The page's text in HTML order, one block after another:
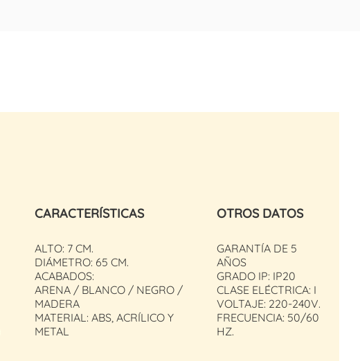
CARACTERÍSTICAS
ALTO: 7 CM.
DIÁMETRO: 65 CM.
ACABADOS:
ARENA / BLANCO / NEGRO /
MADERA
MATERIAL: ABS, ACRÍLICO Y
METAL
OTROS DATOS
GARANTÍA DE 5
AÑOS
GRADO IP: IP20
CLASE ELÉCTRICA: I
VOLTAJE: 220-240V.
FRECUENCIA: 50/60
HZ.